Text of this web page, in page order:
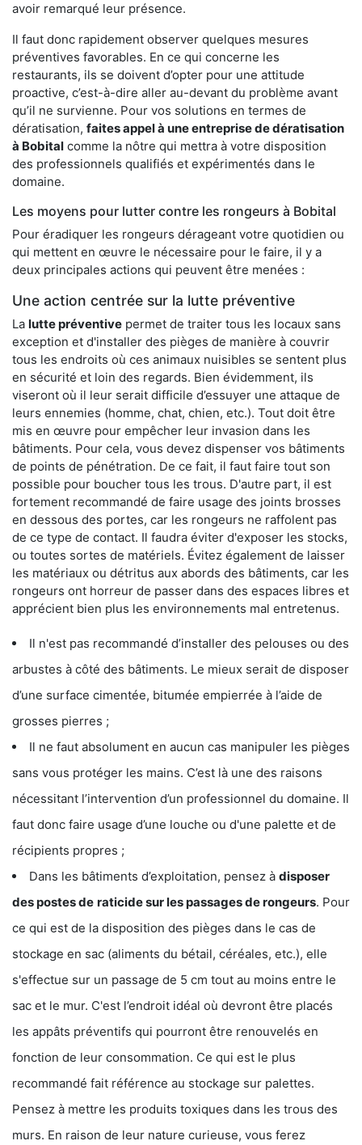
avoir remarqué leur présence.
Il faut donc rapidement observer quelques mesures
préventives favorables. En ce qui concerne les
restaurants, ils se doivent d’opter pour une attitude
proactive, c’est-à-dire aller au-devant du problème avant
qu’il ne survienne. Pour vos solutions en termes de
dératisation, faites appel à une entreprise de dératisation
à Bobital comme la nôtre qui mettra à votre disposition
des professionnels qualifiés et expérimentés dans le
domaine.
Les moyens pour lutter contre les rongeurs à Bobital
Pour éradiquer les rongeurs dérageant votre quotidien ou
qui mettent en œuvre le nécessaire pour le faire, il y a
deux principales actions qui peuvent être menées :
Une action centrée sur la lutte préventive
La lutte préventive permet de traiter tous les locaux sans
exception et d'installer des pièges de manière à couvrir
tous les endroits où ces animaux nuisibles se sentent plus
en sécurité et loin des regards. Bien évidemment, ils
viseront où il leur serait difficile d’essuyer une attaque de
leurs ennemies (homme, chat, chien, etc.). Tout doit être
mis en œuvre pour empêcher leur invasion dans les
bâtiments. Pour cela, vous devez dispenser vos bâtiments
de points de pénétration. De ce fait, il faut faire tout son
possible pour boucher tous les trous. D'autre part, il est
fortement recommandé de faire usage des joints brosses
en dessous des portes, car les rongeurs ne raffolent pas
de ce type de contact. Il faudra éviter d'exposer les stocks,
ou toutes sortes de matériels. Évitez également de laisser
les matériaux ou détritus aux abords des bâtiments, car les
rongeurs ont horreur de passer dans des espaces libres et
apprécient bien plus les environnements mal entretenus.
Il n'est pas recommandé d’installer des pelouses ou des
arbustes à côté des bâtiments. Le mieux serait de disposer
d’une surface cimentée, bitumée empierrée à l’aide de
grosses pierres ;
Il ne faut absolument en aucun cas manipuler les pièges
sans vous protéger les mains. C’est là une des raisons
nécessitant l’intervention d’un professionnel du domaine. Il
faut donc faire usage d’une louche ou d'une palette et de
récipients propres ;
Dans les bâtiments d’exploitation, pensez à disposer
des postes de raticide sur les passages de rongeurs. Pour
ce qui est de la disposition des pièges dans le cas de
stockage en sac (aliments du bétail, céréales, etc.), elle
s'effectue sur un passage de 5 cm tout au moins entre le
sac et le mur. C'est l’endroit idéal où devront être placés
les appâts préventifs qui pourront être renouvelés en
fonction de leur consommation. Ce qui est le plus
recommandé fait référence au stockage sur palettes.
Pensez à mettre les produits toxiques dans les trous des
murs. En raison de leur nature curieuse, vous ferez